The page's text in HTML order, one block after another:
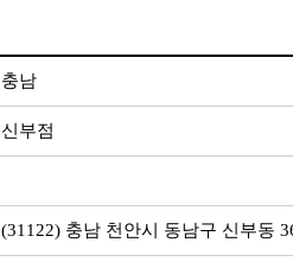
충남
신부점
(31122) 충남 천안시 동남구 신부동